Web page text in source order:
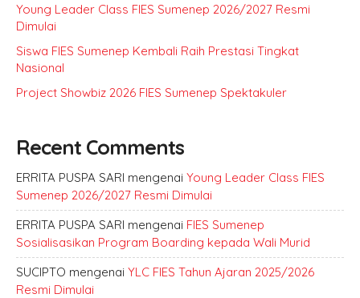
Young Leader Class FIES Sumenep 2026/2027 Resmi
Dimulai
Siswa FIES Sumenep Kembali Raih Prestasi Tingkat
Nasional
Project Showbiz 2026 FIES Sumenep Spektakuler
Recent Comments
ERRITA PUSPA SARI mengenai Young Leader Class FIES
Sumenep 2026/2027 Resmi Dimulai
ERRITA PUSPA SARI mengenai FIES Sumenep
Sosialisasikan Program Boarding kepada Wali Murid
SUCIPTO mengenai YLC FIES Tahun Ajaran 2025/2026
Resmi Dimulai